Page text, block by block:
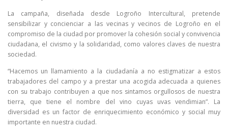
La campaña, diseñada desde Logroño Intercultural, pretende
sensibilizar y concienciar a las vecinas y vecinos de Logroño en el
compromiso de la ciudad por promover la cohesión social y convivencia
ciudadana, el civismo y la solidaridad, como valores claves de nuestra
sociedad.
“Hacemos un llamamiento a la ciudadanía a no estigmatizar a estos
trabajadores del campo y a prestar una acogida adecuada a quienes
con su trabajo contribuyen a que nos sintamos orgullosos de nuestra
tierra, que tiene el nombre del vino cuyas uvas vendimian”. La
diversidad es un factor de enriquecimiento económico y social muy
importante en nuestra ciudad.